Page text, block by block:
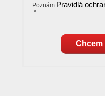
Poznám Pravidlá
*